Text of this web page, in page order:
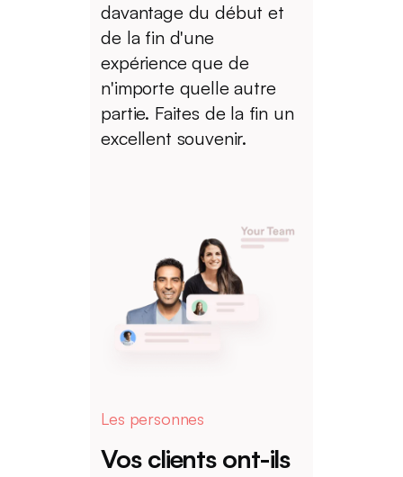
davantage du début et
de la fin d'une
expérience que de
n'importe quelle autre
partie. Faites de la fin un
excellent souvenir.
Les personnes
Vos clients ont-ils